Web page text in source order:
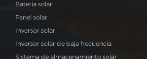
Batería solar
Panel solar
Inversor solar
Inversor solar de baja frecuencia
Sistema de almacenamiento solar